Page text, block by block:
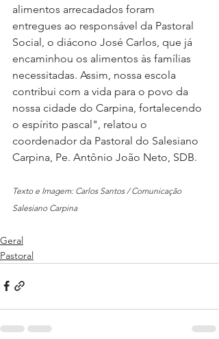
alimentos arrecadados foram
entregues ao responsável da Pastoral
Social, o diácono José Carlos, que já
encaminhou os alimentos às famílias
necessitadas. Assim, nossa escola
contribui com a vida para o povo da
nossa cidade do Carpina, fortalecendo
o espírito pascal", relatou o
coordenador da Pastoral do Salesiano
Carpina, Pe. Antônio João Neto, SDB.
Texto e Imagem: Carlos Santos / Comunicação
Salesiano Carpina
Geral
Pastoral